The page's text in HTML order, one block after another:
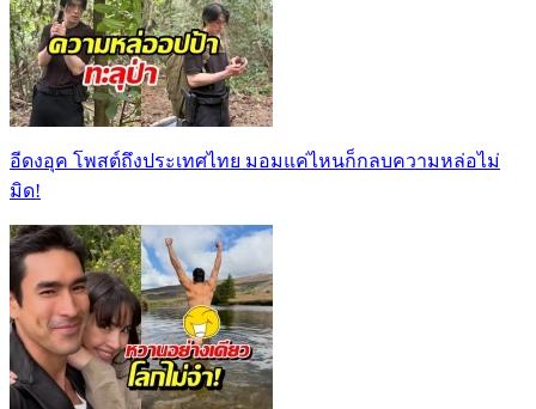
อีดงอุค โพสต์ถึงประเทศไทย มอมแค่ไหนก็กลบความหล่อไม่
มิด!